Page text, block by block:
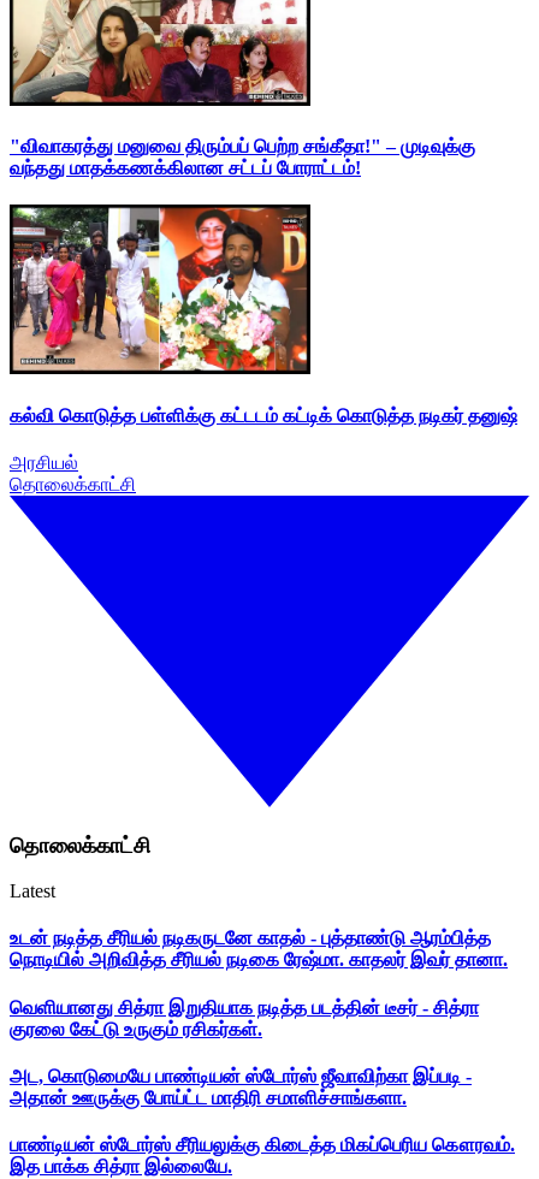
"விவாகரத்து மனுவை திரும்பப் பெற்ற சங்கீதா!" – முடிவுக்கு
வந்தது மாதக்கணக்கிலான சட்டப் போராட்டம்!
கல்வி கொடுத்த பள்ளிக்கு கட்டடம் கட்டிக் கொடுத்த நடிகர் தனுஷ்
அரசியல்
தொலைக்காட்சி
தொலைக்காட்சி
Latest
உடன் நடித்த சீரியல் நடிகருடனே காதல் - புத்தாண்டு ஆரம்பித்த
நொடியில் அறிவித்த சீரியல் நடிகை ரேஷ்மா. காதலர் இவர் தானா.
வெளியானது சித்ரா இறுதியாக நடித்த படத்தின் டீசர் - சித்ரா
குரலை கேட்டு உருகும் ரசிகர்கள்.
அட, கொடுமையே பாண்டியன் ஸ்டோர்ஸ் ஜீவாவிற்கா இப்படி -
அதான் ஊருக்கு போய்ட்ட மாதிரி சமாளிச்சாங்களா.
பாண்டியன் ஸ்டோர்ஸ் சீரியலுக்கு கிடைத்த மிகப்பெரிய கௌரவம்.
இத பாக்க சித்ரா இல்லையே.